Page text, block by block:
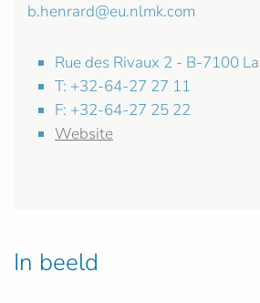
b.henrard@eu.nlmk.com
Rue des Rivaux 2 - B-7100
T: +32-64-27 27 11
F: +32-64-27 25 22
Website
In beeld